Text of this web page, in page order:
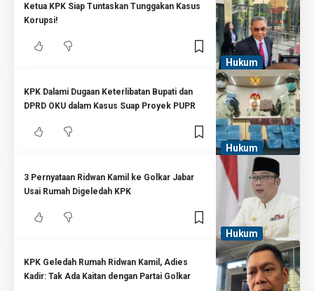
Hukum
Ketua KPK Siap Tuntaskan Tunggakan Kasus
Korupsi!
Hukum
KPK Dalami Dugaan Keterlibatan Bupati dan
DPRD OKU dalam Kasus Suap Proyek PUPR
Hukum
3 Pernyataan Ridwan Kamil ke Golkar Jabar
Usai Rumah Digeledah KPK
KPK Geledah Rumah Ridwan Kamil, Adies
Kadir: Tak Ada Kaitan dengan Partai Golkar